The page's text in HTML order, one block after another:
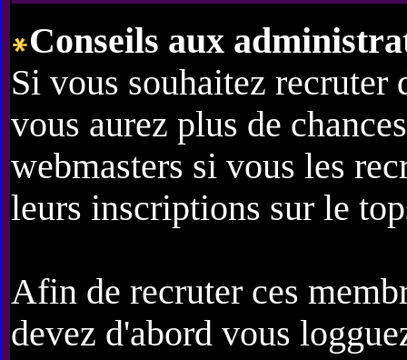
Conseils aux
Si vous souhaitez recruter
vous aurez plus de
webmasters si vous les
leurs inscriptions sur le
Afin de recruter ces
devez d'abord vous